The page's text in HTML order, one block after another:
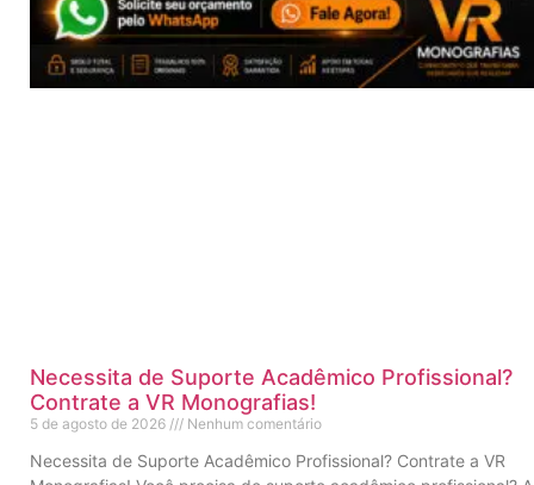
Necessita de Suporte Acadêmico Profissional?
Contrate a VR Monografias!
5 de agosto de 2026 Nenhum comentário
Necessita de Suporte Acadêmico Profissional? Contrate a VR